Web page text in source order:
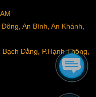
An Bình, An Khánh,
Đằng, P.Hạnh Thông,